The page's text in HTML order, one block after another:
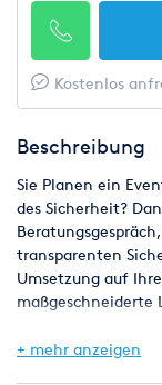
Kostenlos
Beschreibung
Sie Planen ein
des Sicherheit?
transparenten
Umsetzung auf
maßgeschneiderte
Durch unseren
+ mehr anzeigen